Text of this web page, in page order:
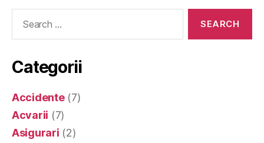
Categorii
Accidente(7)
Acvarii (7)
Asigurari (2)